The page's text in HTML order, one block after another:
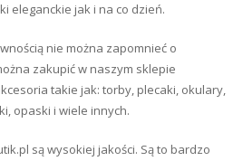
eleganckie jak i na co dzień.
nie można zapomnieć o
zakupić w naszym sklepie
takie jak: torby, plecaki, okulary,
opaski i wiele innych.
są wysokiej jakości. Są to bardzo